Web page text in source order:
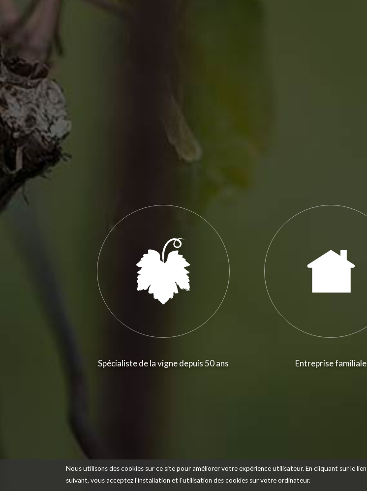
Spécialiste de la vigne depuis 50 ans Entreprise familiale
Nous utilisons des cookies sur ce site pour améliorer votre expérience utilisateur. En cliquant sur le lien
suivant, vous acceptez l'installation et l'utilisation des cookies sur votre ordinateur.